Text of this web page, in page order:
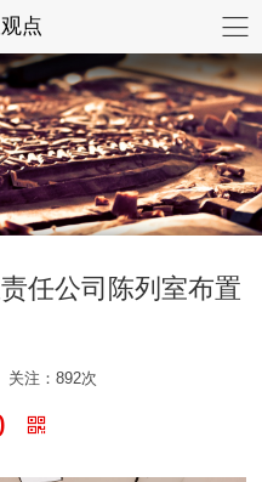
点
任公司陈列室布置
关注：892次
询热线